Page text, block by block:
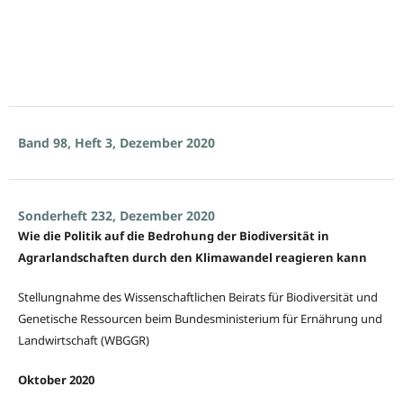
Band 98, Heft 3, Dezember 2020
Sonderheft 232, Dezember 2020
Wie die Politik auf die Bedrohung der Biodiversität in
Agrarlandschaften durch den Klimawandel reagieren kann
Stellungnahme des Wissenschaftlichen Beirats für Biodiversität und
Genetische Ressourcen beim Bundesministerium für Ernährung und
Landwirtschaft (WBGGR)
Oktober 2020